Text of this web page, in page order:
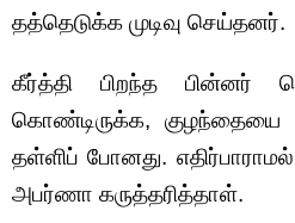
தத்தெடுக்க முடிவு செய்தனர்.
கீர்த்தி பிறந்த பின்னர்
கொண்டிருக்க, குழந்தையை
தள்ளிப் போனது.
அபர்ணா கருத்தரித்தாள்.